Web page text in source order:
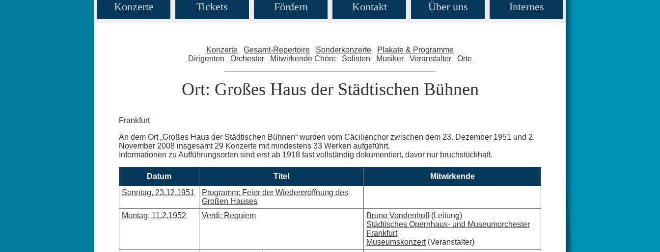
Konzerte Tickets Fördern Kontakt Über uns Internes
Konzerte Gesamt-Repertoire Sonderkonzerte
Plakate & Programme
Dirigenten
Orchester Mitwirkende Chöre Solisten Musiker Veranstalter Orte
Ort: Großes Haus der Städtischen Bühnen
Frankfurt
An dem Ort „Großes Haus der Städtischen Bühnen“ wurden vom Cäcilienchor zwischen dem 23. Dezember 1951 und 2.
November 2008 insgesamt 29 Konzerte mit mindestens 33 Werken aufgeführt.
Informationen zu Aufführungsorten sind erst ab 1918 fast vollständig dokumentiert, davor nur bruchstückhaft.
Datum Titel
Mitwirkende
Sonntag, 23.12.1951
Programm: Feier der Wiedereröffnung des
Großen Hauses
Montag, 11.2.1952
Verdi: Requiem Bruno Vondenhoff(Leitung)
Städtisches Opernhaus- und Museumorchester
Frankfurt
Museumskonzert(Veranstalter)